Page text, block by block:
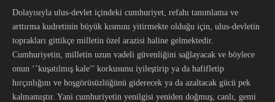
Dolayısıyla ulus-devlet içindeki cumhuriyet, refahı tanımlama ve
arttırma kudretinin büyük kısmını yitirmekte olduğu için, ulus-devletin
toprakları gittikçe milletin özel arazisi haline gelmektedir.
Cumhuriyetin, milletin uzun vadeli güvenliğini sağlayacak ve böylece
onun ‘’kuşatılmış kale’’ korkusunu iyileştirip ya da hafifletip
hırçınlığını ve hoşgörüsüzlüğünü giderecek ya da azaltacak gücü pek
kalmamıştır. Yani cumhuriyetin yenilgisi yeniden doğmuş, canlı, gemi